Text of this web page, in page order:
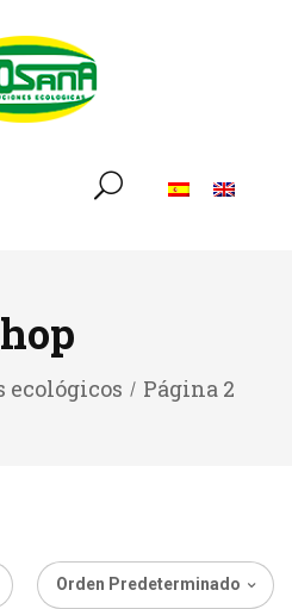
ecológicos Página 2
Orden Predeterminado